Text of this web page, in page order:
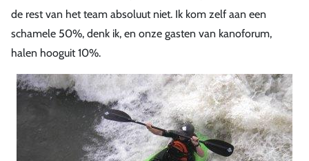
de rest van het team absoluut niet. Ik kom zelf aan een
schamele 50%, denk ik, en onze gasten van kanoforum,
halen hooguit 10%.